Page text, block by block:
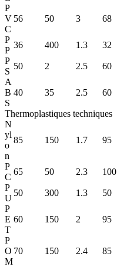
P
V
C
56 50 3 68
P
P
36 400 1.3 32
P
S
50 2 2.5 60
A
B
S
40 35 2.5 60
Thermoplastiques techniques
N
yl
o
n
85 150 1.7 95
P
C
65 50 2.3 100
P
U
50 300 1.3 50
P
E
T
60 150 2 95
P
O
M
70 150 2.4 85